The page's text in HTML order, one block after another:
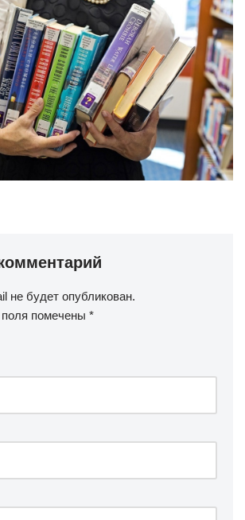
не будет опубликован.
помечены *